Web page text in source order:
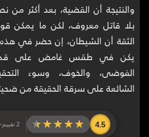
والنتيجة أن القضية، بعد أكثر
بلا قاتل معروف، لكن ما يمكن
الثقة أن الشيطان، إن حضر في
يكن في طقس غامض على
الفوضى، والخوف، وسوء
الشائعة على سرقة الحقيقة من
4.5
★★★★★
★★★★★ 2 تقييم